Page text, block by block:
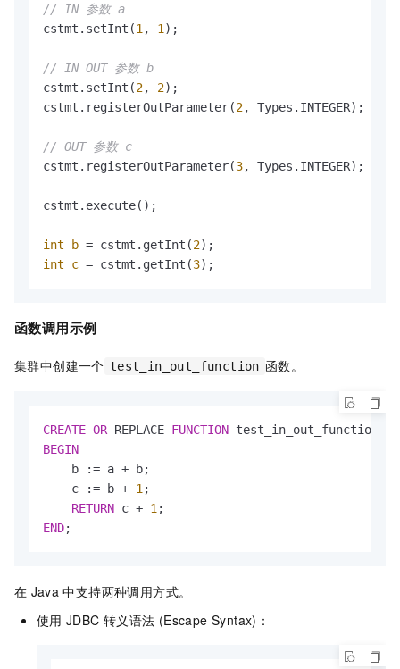
// IN 参数 a
cstmt.setInt(1 , 1 );
// IN OUT 参数 b
cstmt.setInt(2, 2);
cstmt.registerOutParameter(2, Types.INTEGER);
// OUT 参数 c
cstmt.registerOutParameter(3, Types.INTEGER);
cstmt.execute();
int b = cstmt.getInt(2
int
c = cstmt.getInt(3);
函数调用示例
集群中创建一个 test_in_out_function 函数。
CREATE OR REPLACE FUNCTION test_in_out_function
BEGIN
    b :
= a + b;
    c :
= b + 1 ;
RETURN c + 1
END;
在 Java 中支持两种调用方式。
使用 JDBC 转义语法 (Escape Syntax)：